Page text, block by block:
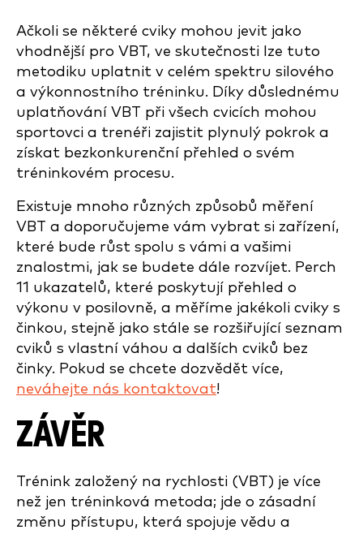
Ačkoli se některé cviky mohou jevit jako
vhodnější pro VBT, ve skutečnosti lze tuto
metodiku uplatnit v celém spektru silového
a výkonnostního tréninku. Díky důslednému
uplatňování VBT při všech cvicích mohou
sportovci a trenéři zajistit plynulý pokrok a
získat bezkonkurenční přehled o svém
tréninkovém procesu.
Existuje mnoho různých způsobů měření
VBT a doporučujeme vám vybrat si zařízení,
které bude růst spolu s vámi a vašimi
znalostmi, jak se budete dále rozvíjet. Perch
11 ukazatelů, které poskytují přehled o
výkonu v posilovně, a měříme jakékoli cviky s
činkou, stejně jako stále se rozšiřující seznam
cviků s vlastní váhou a dalších cviků bez
činky. Pokud se chcete dozvědět více,
neváhejte nás kontaktovat!
ZÁVĚR
Trénink založený na rychlosti (VBT) je více
než jen tréninková metoda; jde o zásadní
změnu přístupu, která spojuje vědu a